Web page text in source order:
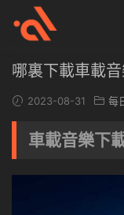
哪裏下載車載
2023-08-31 每
車載音樂下